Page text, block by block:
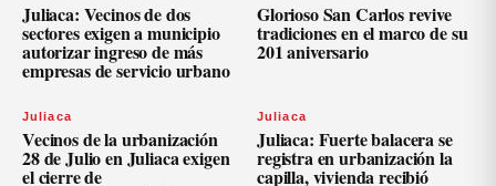
Juliaca: Vecinos de dos
sectores exigen a municipio
autorizar ingreso de más
empresas de servicio urbano
Glorioso San Carlos revive
tradiciones en el marco de su
201 aniversario
Juliaca
Vecinos de la urbanización
28 de Julio en Juliaca exigen
el cierre de
Juliaca
Juliaca: Fuerte balacera se
registra en urbanización la
capilla, vivienda recibió